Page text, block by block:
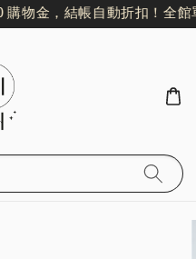
物金，結帳自動折扣！ 全館